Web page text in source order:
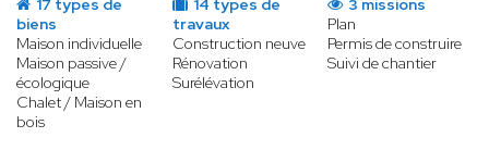
17 types de
biens
Maison individuelle
Maison passive /
écologique
Chalet / Maison en
bois
14 types de
travaux
Construction neuve
Rénovation
Surélévation
3 missions
Plan
Permis de construire
Suivi de chantier